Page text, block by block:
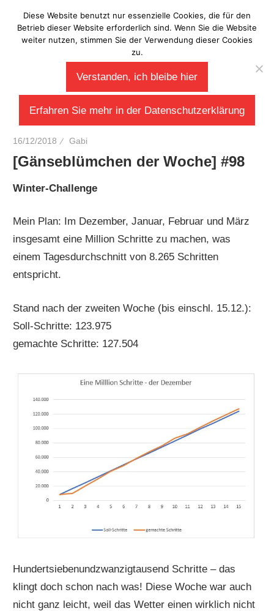
Inhalt
springen
Laberladen
16/12/2018 Gabi
[Gänseblümchen der Woche] #98
Winter-Challenge
Mein Plan: Im Dezember, Januar, Februar und März
insgesamt eine Million Schritte zu machen, was
einem Tagesdurchschnitt von 8.265 Schritten
entspricht.
Stand nach der zweiten Woche (bis einschl. 15.12.):
Soll-Schritte: 123.975
gemachte Schritte: 127.504
Hundertsiebenundzwanzigtausend Schritte – das
klingt doch schon nach was! Diese Woche war auch
nicht ganz leicht, weil das Wetter einen wirklich nicht
Diese Website benutzt nur essenzielle Cookies, die für den
Betrieb dieser Website erforderlich sind. Wenn Sie die Website
weiter nutzen, stimmen Sie der Verwendung dieser Cookies
zu.
Verstanden, ich bleibe hier
Erfahren Sie mehr in der Datenschutzerklärung